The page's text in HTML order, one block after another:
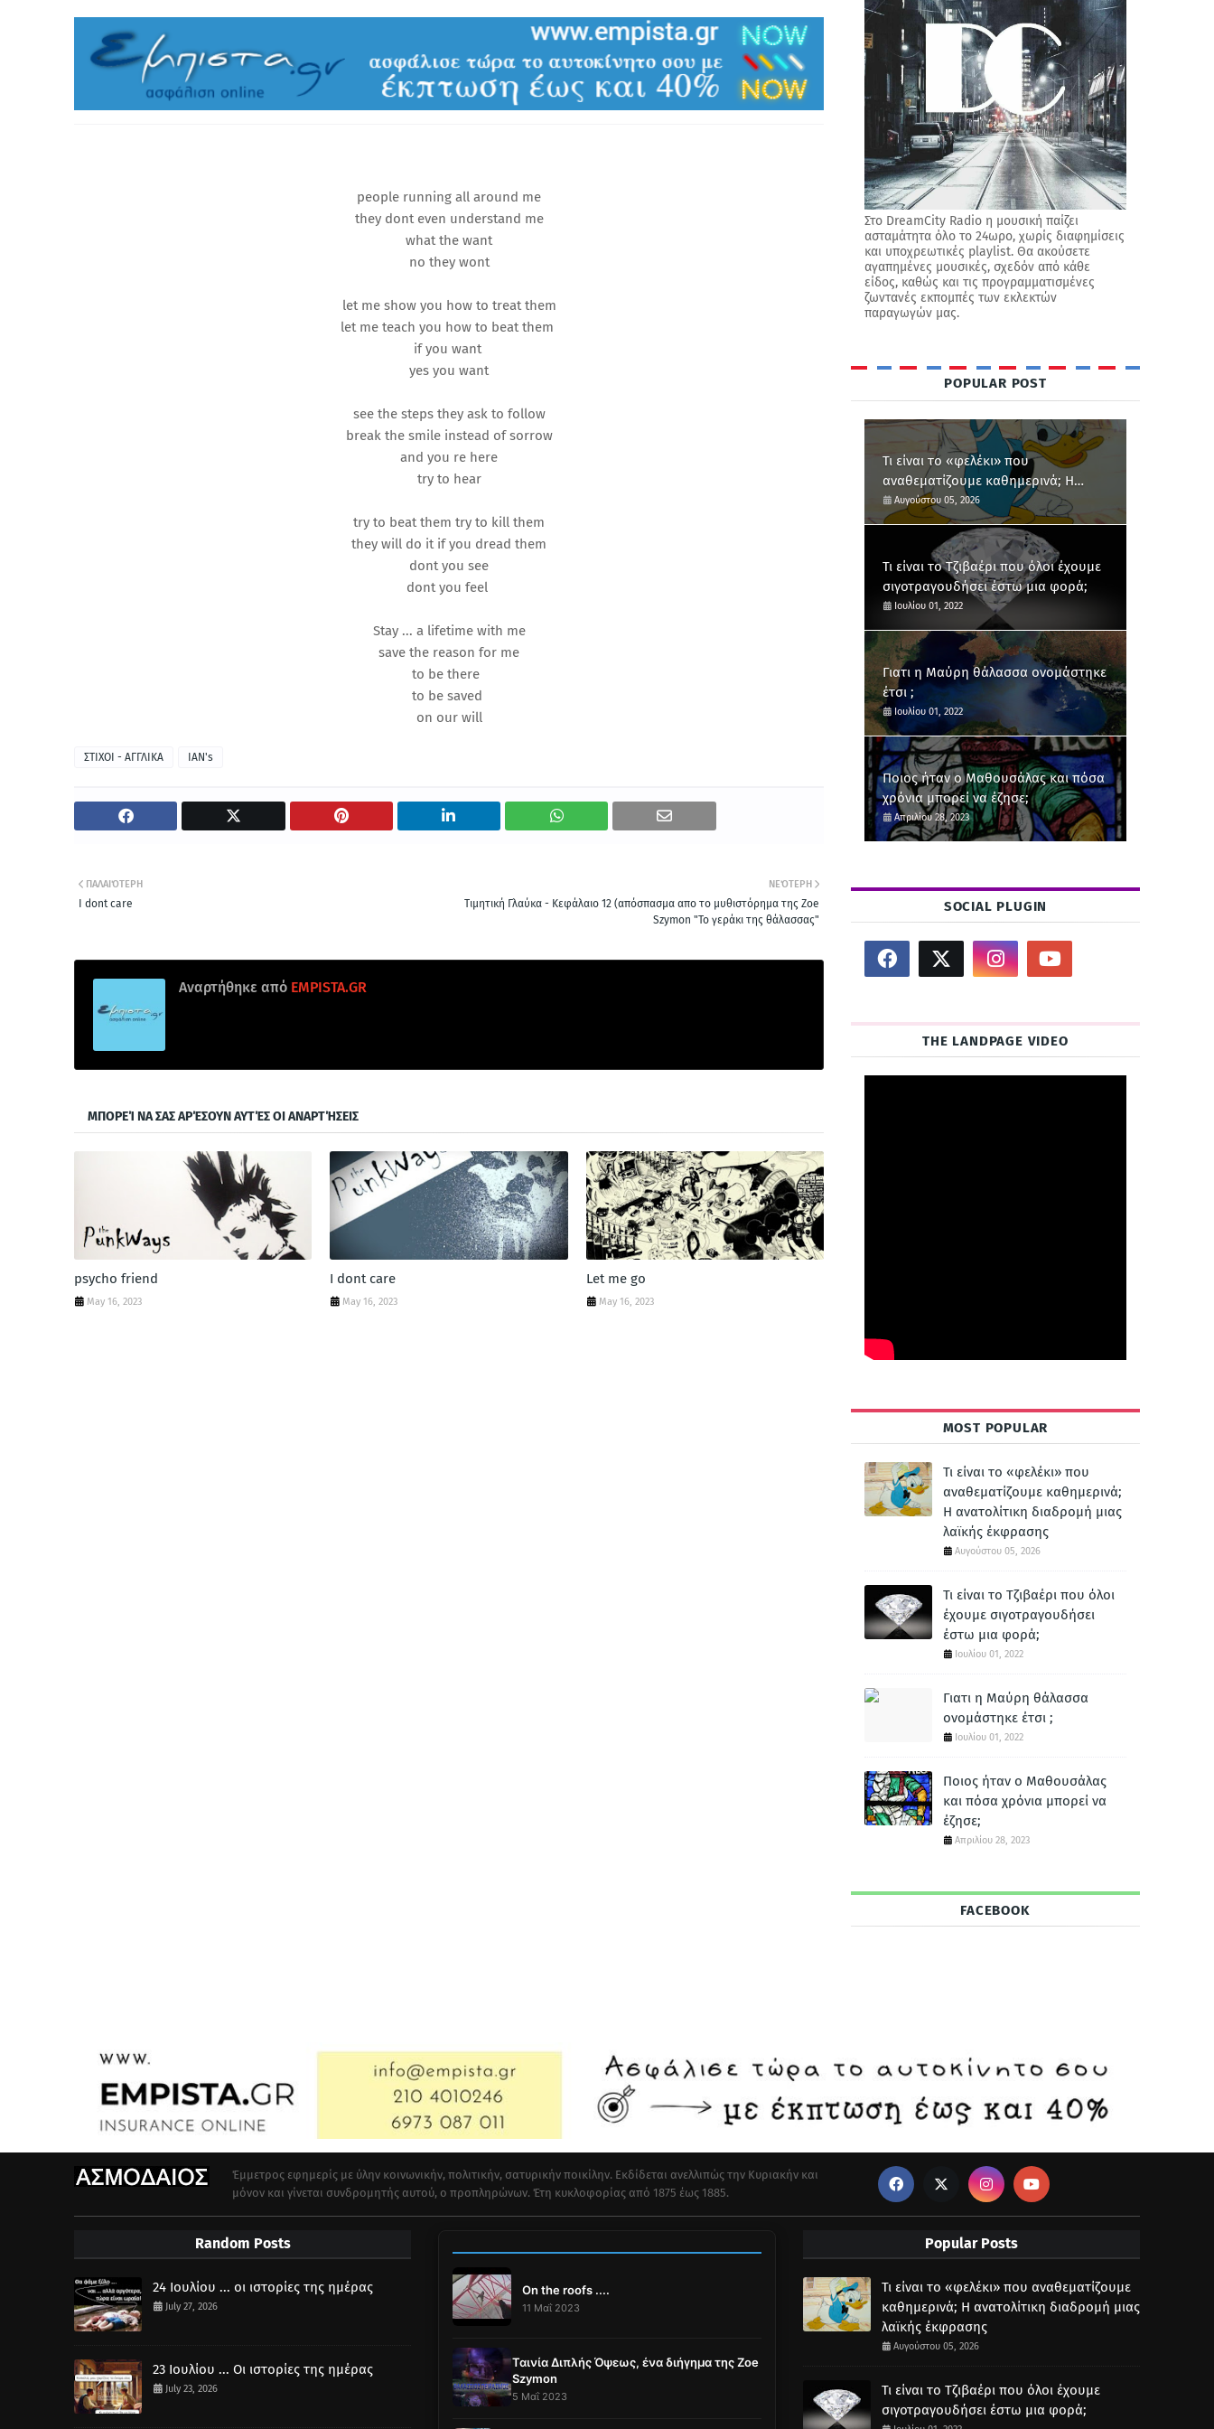
people running all around me
they dont even understand me
what the want
no they wont
let me show you how to treat them
let me teach you how to beat them
if you want
yes you want
see the steps they ask to follow
break the smile instead of sorrow
and you re here
try to hear
try to beat them try to kill them
they will do it if you dread them
dont you see
dont you feel
Stay ... a lifetime with me
save the reason for me
to be there
to be saved
on our will
ΣΤΙΧΟΙ - ΑΓΓΛΙΚΑ IAN's
ΝΕΌΤΕΡΗ
Τιμητική Γλαύκα - Κεφάλαιο 12 (απόσπασμα απο το μυθιστόρημα της Zoe
Szymon "Το γεράκι της θάλασσας"
ΠΑΛΑΙΌΤΕΡΗ
I dont care
Αναρτήθηκε από EMPISTA.GR
ΜΠΟΡΕΊ ΝΑ ΣΑΣ ΑΡΈΣΟΥΝ ΑΥΤΈΣ ΟΙ ΑΝΑΡΤΉΣΕΙΣ
psycho friend
May 16, 2023
I dont care
May 16, 2023
Let me go
May 16, 2023
Στο DreamCity Radio η μουσική παίζει
ασταμάτητα όλο το 24ωρο, χωρίς διαφημίσεις
και υποχρεωτικές playlist. Θα ακούσετε
αγαπημένες μουσικές, σχεδόν από κάθε
είδος, καθώς και τις προγραμματισμένες
ζωντανές εκπομπές των εκλεκτών
παραγωγών μας.
POPULAR POST
Τι είναι το «φελέκι» που
αναθεματίζουμε καθημερινά; Η
ανατολίτικη διαδρομή μιας λαϊκής
έκφρασης
Αυγούστου 05, 2026
Τι είναι το Τζιβαέρι που όλοι έχουμε
σιγοτραγουδήσει έστω μια φορά;
Ιουλίου 01, 2022
Γιατι η Μαύρη θάλασσα ονομάστηκε
έτσι ;
Ιουλίου 01, 2022
Ποιος ήταν ο Μαθουσάλας και πόσα
χρόνια μπορεί να έζησε;
Απριλίου 28, 2023
SOCIAL PLUGIN
THE LANDPAGE VIDEO
MOST POPULAR
Τι είναι το «φελέκι» που
αναθεματίζουμε καθημερινά;
Η ανατολίτικη διαδρομή μιας
λαϊκής έκφρασης
Αυγούστου 05, 2026
Τι είναι το Τζιβαέρι που όλοι
έχουμε σιγοτραγουδήσει
έστω μια φορά;
Ιουλίου 01, 2022
Γιατι η Μαύρη θάλασσα
ονομάστηκε έτσι ;
Ιουλίου 01, 2022
Ποιος ήταν ο Μαθουσάλας
και πόσα χρόνια μπορεί να
έζησε;
Απριλίου 28, 2023
FACEBOOK
Έμμετρος εφημερίς με ύλην κοινωνικήν, πολιτικήν, σατυρικήν ποικίλην. Εκδίδεται ανελλιπώς την Κυριακήν και
μόνον και γίνεται συνδρομητής αυτού, ο προπληρώνων. Έτη κυκλοφορίας από 1875 έως 1885.
Random Posts
24 Ιουλίου ... οι ιστορίες της ημέρας
July 27, 2026
23 Ιουλίου ... Οι ιστορίες της ημέρας
July 23, 2026
On the roofs ....
11 Μαΐ 2023
Ταινία Διπλής Όψεως, ένα διήγημα της Zoe
Szymon
5 Μαΐ 2023
Popular Posts
Τι είναι το «φελέκι» που αναθεματίζουμε
καθημερινά; Η ανατολίτικη διαδρομή μιας
λαϊκής έκφρασης
Αυγούστου 05, 2026
Τι είναι το Τζιβαέρι που όλοι έχουμε
σιγοτραγουδήσει έστω μια φορά;